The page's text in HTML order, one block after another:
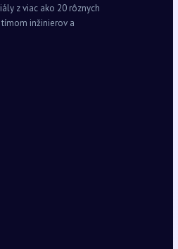
z viac ako 20 rôznych
inžinierov a